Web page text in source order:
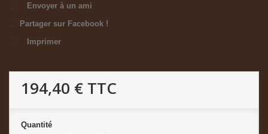
Envoyer à un ami
Partager sur Facebook !
Imprimer
194,40 € TTC
Quantité